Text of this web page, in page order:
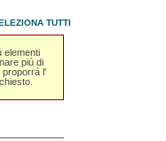
TUTTI
elementi
piú di
proporrá l'